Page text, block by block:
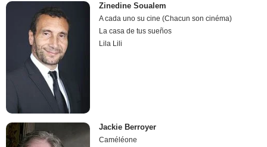
Zinedine Soualem
A cada uno su cine (Chacun son cinéma)
La casa de tus sueños
Lila Lili
Jackie Berroyer
Caméléone